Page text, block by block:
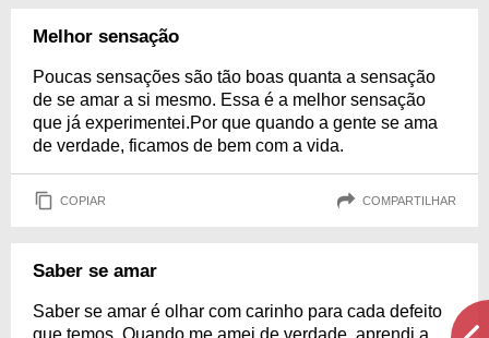
Melhor sensação
Poucas sensações são tão boas quanta a sensação
de se amar a si mesmo. Essa é a melhor sensação
que já experimentei.Por que quando a gente se ama
de verdade, ficamos de bem com a vida.
COPIAR COMPARTILHAR
Saber se amar
Saber se amar é olhar com carinho para cada defeito